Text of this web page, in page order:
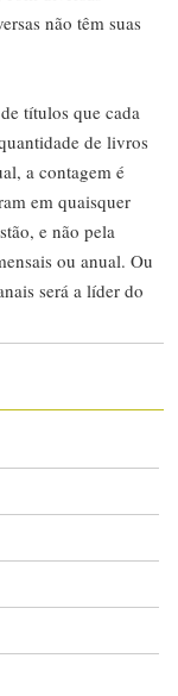
não têm suas
títulos que cada
de livros
a contagem é
em quaisquer
e não pela
ou anual. Ou
será a líder do